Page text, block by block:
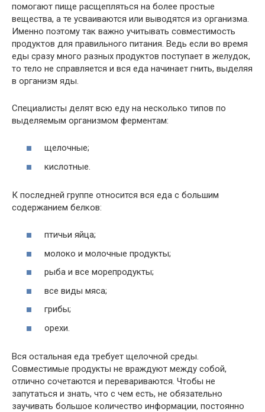
помогают пище расщепляться на более простые
вещества, а те усваиваются или выводятся из организма.
Именно поэтому так важно учитывать совместимость
продуктов для правильного питания. Ведь если во время
еды сразу много разных продуктов поступает в желудок,
то тело не справляется и вся еда начинает гнить, выделяя
в организм яды.
Специалисты делят всю еду на несколько типов по
выделяемым организмом ферментам:
щелочные;
кислотные.
К последней группе относится вся еда с большим
содержанием белков:
птичьи яйца;
молоко и молочные продукты;
рыба и все морепродукты;
все виды мяса;
грибы;
орехи.
Вся остальная еда требует щелочной среды.
Совместимые продукты не враждуют между собой,
отлично сочетаются и перевариваются. Чтобы не
запутаться и знать, что с чем есть, не обязательно
заучивать большое количество информации, постоянно